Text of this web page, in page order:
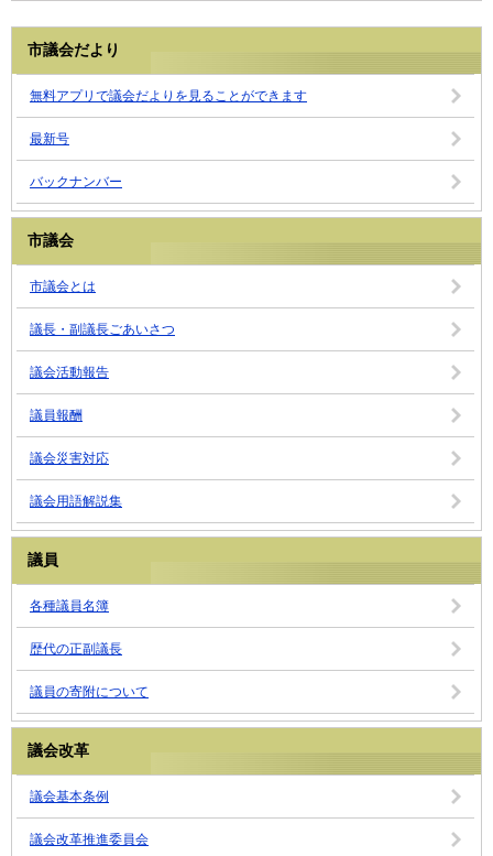
市議会だより
無料アプリで議会だよりを見ることができます
最新号
バックナンバー
市議会
市議会とは
議長・副議長ごあいさつ
議会活動報告
議員報酬
議会災害対応
議会用語解説集
議員
各種議員名簿
歴代の正副議長
議員の寄附について
議会改革
議会基本条例
議会改革推進委員会